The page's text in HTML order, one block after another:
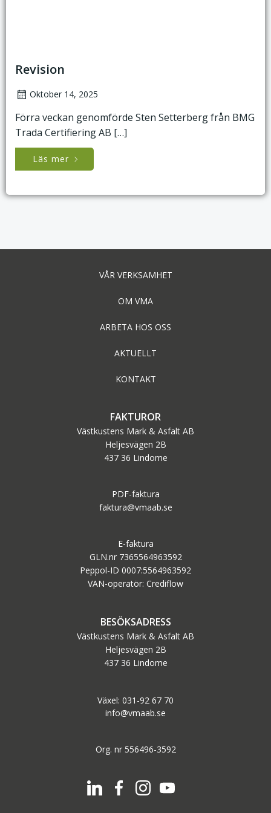
Revision
Oktober 14, 2025
Förra veckan genomförde Sten Setterberg från BMG
Trada Certifiering AB […]
Läs mer
VÅR VERKSAMHET
OM VMA
ARBETA HOS OSS
AKTUELLT
KONTAKT
FAKTUROR
Västkustens Mark & Asfalt AB
Heljesvägen 2B
437 36 Lindome
PDF-faktura
faktura@vmaab.se
E-faktura
GLN.nr 7365564963592
Peppol-ID 0007:5564963592
VAN-operatör: Crediflow
BESÖKSADRESS
Västkustens Mark & Asfalt AB
Heljesvägen 2B
437 36 Lindome
Växel: 031-92 67 70
info@vmaab.se
Org. nr 556496-3592